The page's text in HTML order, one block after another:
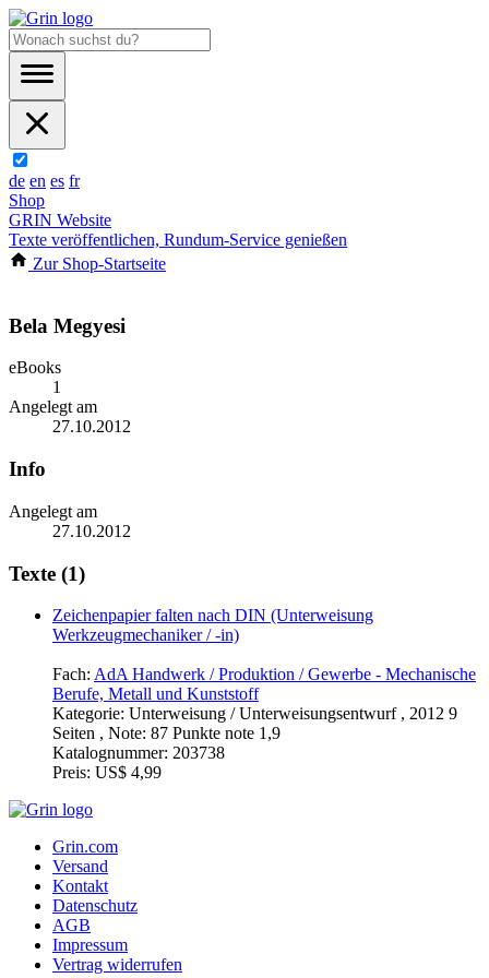
de en es fr
Shop
GRIN Website
Texte veröffentlichen, Rundum-Service genießen
Zur Shop-Startseite
Bela Megyesi
eBooks
1
Angelegt am
27.10.2012
Info
Angelegt am
27.10.2012
Texte (1)
Zeichenpapier falten nach DIN (Unterweisung
Werkzeugmechaniker / -in)
Fach: AdA Handwerk / Produktion / Gewerbe - Mechanische
Berufe, Metall und Kunststoff
Kategorie: Unterweisung / Unterweisungsentwurf , 2012 9
Seiten , Note: 87 Punkte note 1,9
Katalognummer: 203738
Preis: US$ 4,99
Grin.com
Versand
Kontakt
Datenschutz
AGB
Impressum
Vertrag widerrufen